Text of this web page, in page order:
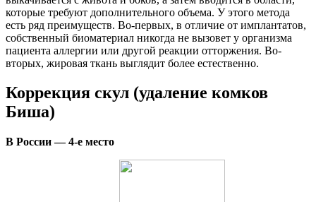
которые требуют дополнительного объема. У этого метода
есть ряд преимуществ. Во-первых, в отличие от имплантатов,
собственный биоматериал никогда не вызовет у организма
пациента аллергии или другой реакции отторжения. Во-
вторых, жировая ткань выглядит более естественно.
Коррекция скул (удаление комков
Биша)
В России — 4-е место